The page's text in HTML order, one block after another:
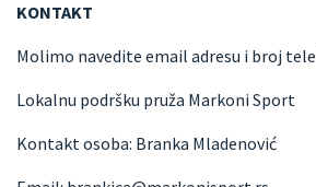
KONTAKT
Molimo navedite email adresu i broj
Lokalnu podršku pruža Markoni Sport
Kontakt osoba: Branka Mladenović